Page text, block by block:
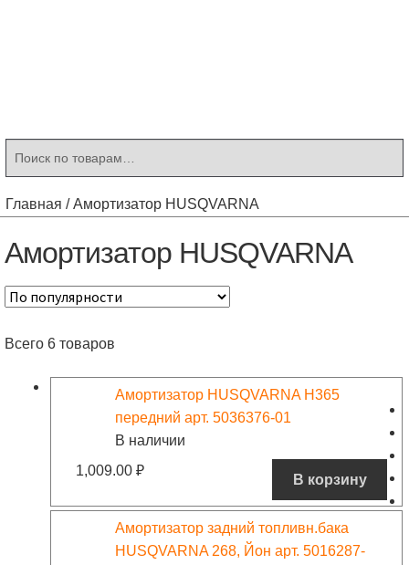
Главная /Амортизатор HUSQVARNA
Амортизатор HUSQVARNA
Всего 6 товаров
Амортизатор HUSQVARNA Н365
передний арт. 5036376-01
В наличии
1,009.00 ₽
В корзину
Амортизатор задний топливн.бака
HUSQVARNA 268, Йон арт. 5016287-